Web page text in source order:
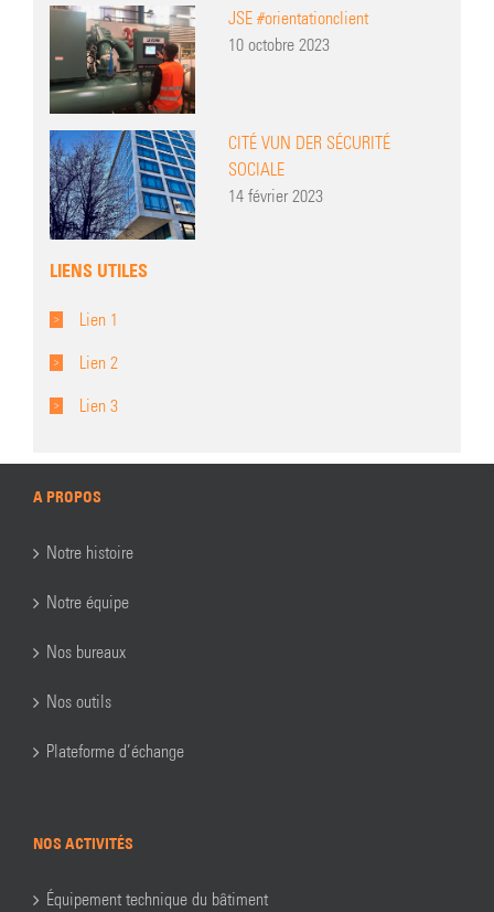
JSE #orientationclient
10 octobre 2023
CITÉ VUN DER SÉCURITÉ
SOCIALE
14 février 2023
LIENS UTILES
Lien 1
Lien 2
Lien 3
A PROPOS
Notre histoire
Notre équipe
Nos bureaux
Nos outils
Plateforme d’échange
NOS ACTIVITÉS
Équipement technique du bâtiment